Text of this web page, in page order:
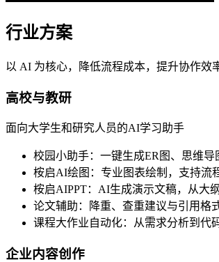
行业方案
以 AI 为核心，降低流程成本，提升协作效
高校与教研
面向大学生和研究人员的AI学习助手
校园小助手：一键生成ER图、思维导
桉启AI绘图：专业图表绘制，支持流
桉启AIPPT：AI生成演示文稿，从大
论文辅助：降重、查重建议与引用格
课程大作业自动化：从需求分析到代
企业内容创作